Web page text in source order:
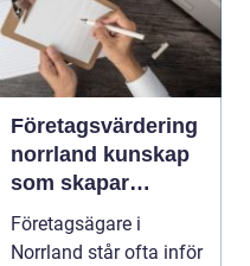
Företagsvärdering
norrland kunskap
som skapar
tryggare affärer
Företagsägare i
Norrland står ofta inför